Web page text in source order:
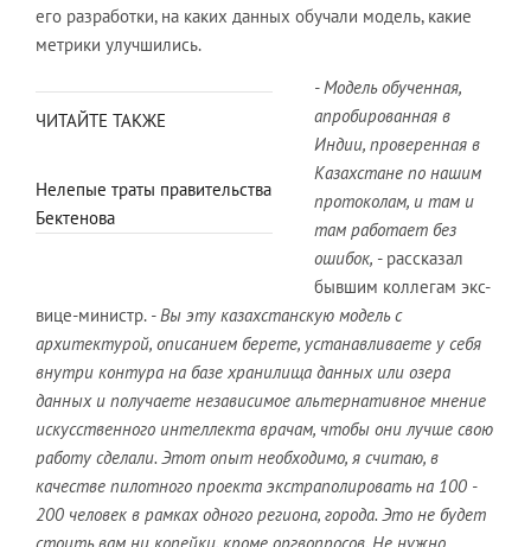
его разработки, на каких данных обучали модель, какие
метрики улучшились.
ЧИТАЙТЕ ТАКЖЕ
Нелепые траты правительства
Бектенова
- Модель обученная,
апробированная в
Индии, проверенная в
Казахстане по нашим
протоколам, и там и
там работает без
ошибок, - рассказал
бывшим коллегам экс-
вице-министр. - Вы эту казахстанскую модель с
архитектурой, описанием берете, устанавливаете у себя
внутри контура на базе хранилища данных или озера
данных и получаете независимое альтернативное мнение
искусственного интеллекта врачам, чтобы они лучше свою
работу сделали. Этот опыт необходимо, я считаю, в
качестве пилотного проекта экстраполировать на 100 -
200 человек в рамках одного региона, города. Это не будет